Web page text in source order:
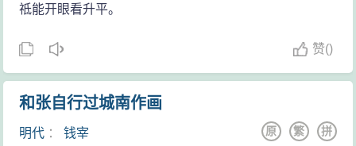
祗能开眼看升平。
赞()
和张自行过城南作画
明代 ：钱宰 拼
繁
原